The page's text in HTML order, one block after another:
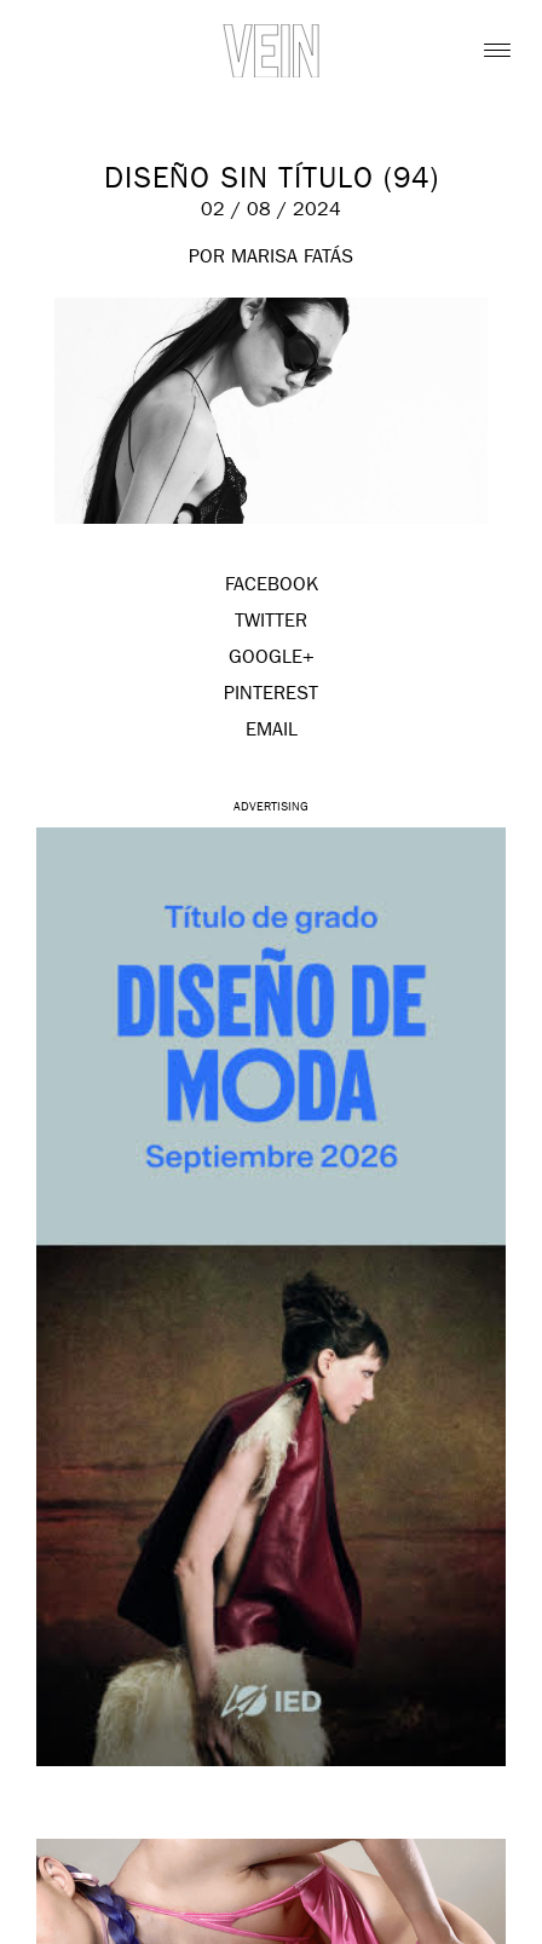
DISEÑO SIN TÍTULO (94)
02 / 08 / 2024
POR MARISA FATÁS
FACEBOOK
TWITTER
GOOGLE+
PINTEREST
EMAIL
ADVERTISING